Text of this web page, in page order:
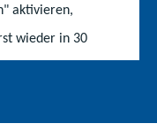
aktivieren,
wieder in 30
Tagen von